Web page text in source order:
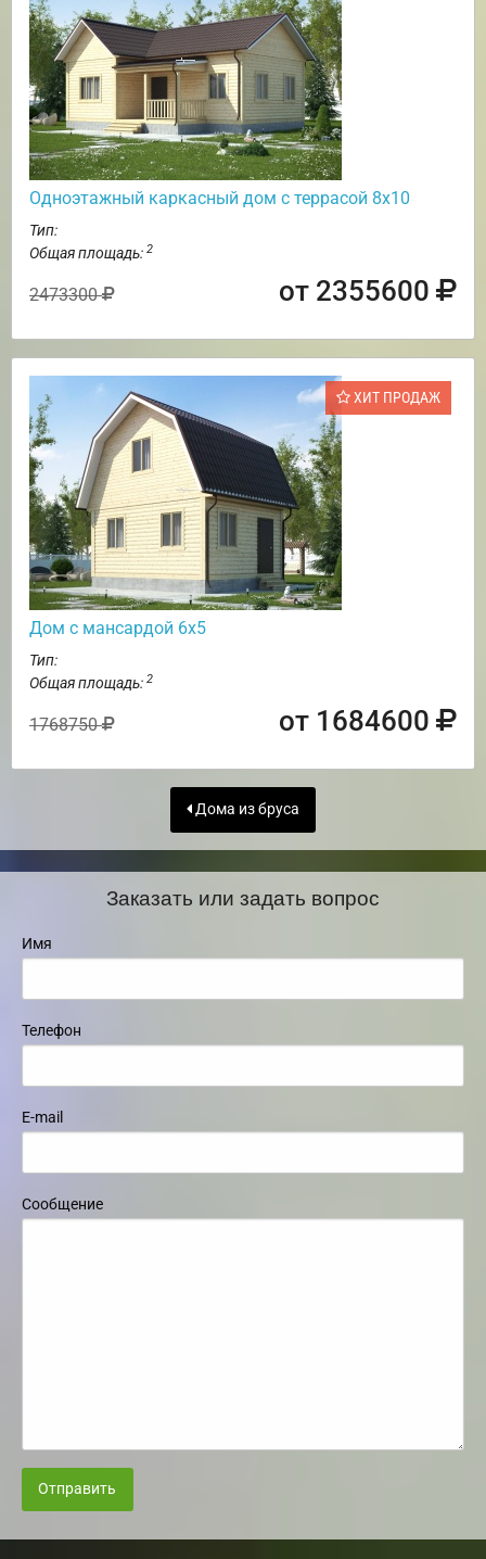
Одноэтажный каркасный дом с террасой 8х10
Тип:
Общая площадь: 2
2473300 от 2355600
ХИТ ПРОДАЖ
Дом с мансардой 6х5
Тип:
Общая площадь: 2
1768750 от 1684600
Дома из бруса
Заказать или задать вопрос
Имя
Телефон
E-mail
Сообщение
Отправить